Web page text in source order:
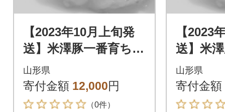
【2023年10月上旬発
送】米澤豚一番育ち
【豚ロース味噌漬10
枚】
山形県
寄付金額 12,000円
（0件）
【2023
送】米
【豚ロ
枚】
山形県
寄付金額